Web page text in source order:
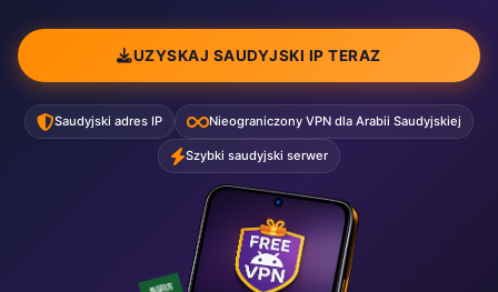
UZYSKAJ SAUDYJSKI IP TERAZ
Saudyjski adres IP Nieograniczony VPN dla Arabii Saudyjskiej
Szybki saudyjski serwer